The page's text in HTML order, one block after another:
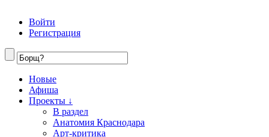
Войти
Регистрация
Новые
Афиша
Проекты ↓
В раздел
Анатомия Краснодара
Арт-критика